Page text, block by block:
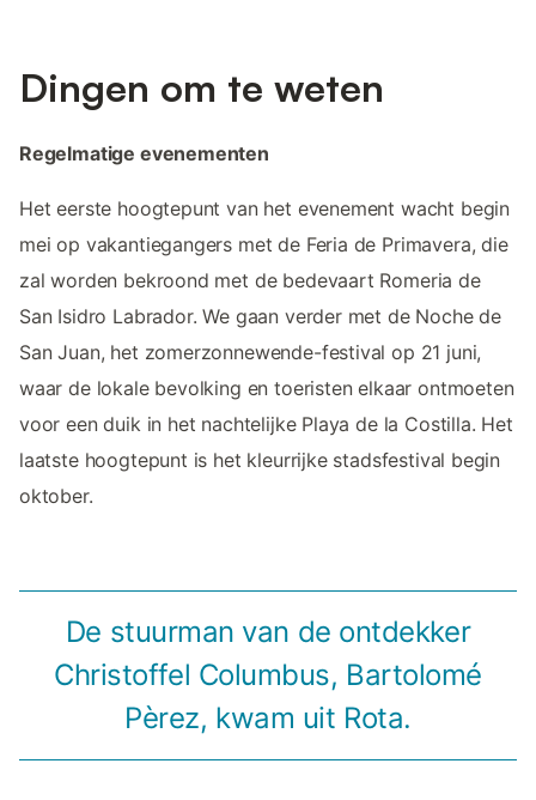
Dingen om te weten
Regelmatige evenementen
Het eerste hoogtepunt van het evenement wacht begin
mei op vakantiegangers met de Feria de Primavera, die
zal worden bekroond met de bedevaart Romeria de
San Isidro Labrador. We gaan verder met de Noche de
San Juan, het zomerzonnewende-festival op 21 juni,
waar de lokale bevolking en toeristen elkaar ontmoeten
voor een duik in het nachtelijke Playa de la Costilla. Het
laatste hoogtepunt is het kleurrijke stadsfestival begin
oktober.
De stuurman van de ontdekker
Christoffel Columbus, Bartolomé
Pèrez, kwam uit Rota.